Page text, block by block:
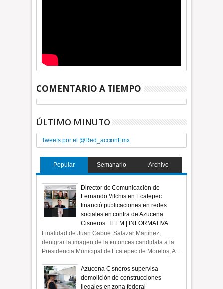
COMENTARIO A TIEMPO
ÚLTIMO MINUTO
Tweets por el @Red_accionEmx.
Popular Semanario Archivo
Director de Comunicación de
Fernando Vilchis en Ecatepec
financió publicaciones en redes
sociales en contra de Azucena
Cisneros: TEEM | INFORMATIVA
Finalidad de Juan Gabriel Salazar Martínez,
denigrar la imagen de la entonces candidata a la
Presidencia Municipal de Ecatepec de Morelos, A...
Azucena Cisneros supervisa
demolición de construcciones
ilegales en zona federal